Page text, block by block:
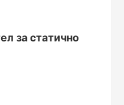
за статично